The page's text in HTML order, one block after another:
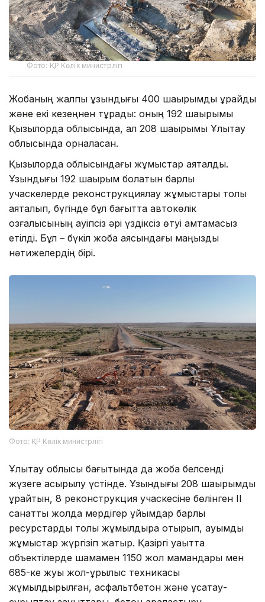
Фото: ҚР Көлік министрлігі
Жобаның жалпы ұзындығы 400 шақырымды құрайды
және екі кезеңнен тұрады: оның 192 шақырымы
Қызылорда облысында, ал 208 шақырымы Ұлытау
облысында орналасқан.
Қызылорда облысындағы жұмыстар аяқталды.
Ұзындығы 192 шақырым болатын барлық
учаскелерде реконструкциялау жұмыстары толық
аяқталып, бүгінде бұл бағытта автокөлік
қозғалысының қауіпсіз әрі үздіксіз өтуі қамтамасыз
етілді. Бұл – бүкіл жоба аясындағы маңызды
нәтижелердің бірі.
Фото: ҚР Көлік министрлігі
Ұлытау облысы бағытында да жоба белсенді
жүзеге асырылу үстінде. Ұзындығы 208 шақырымды
құрайтын, 8 реконструкция учаскесіне бөлінген II
санатты жолда мердігер ұйымдар барлық
ресурстарды толық жұмылдыра отырып, ауқымды
жұмыстар жүргізіп жатыр. Қазіргі уақытта
объектілерде шамамен 1150 жол мамандары мен
685-ке жуық жол-құрылыс техникасы
жұмылдырылған, асфальтбетон және ұсақтау-